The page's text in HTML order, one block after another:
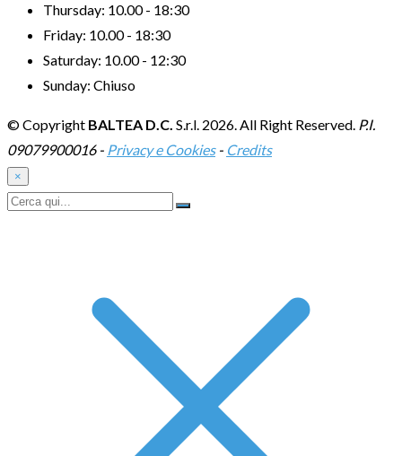
Thursday: 10.00 - 18:30
Friday: 10.00 - 18:30
Saturday: 10.00 - 12:30
Sunday: Chiuso
© Copyright BALTEA D.C. S.r.l. 2026. All Right Reserved. P.I.
09079900016 - Privacy e Cookies- Credits
×